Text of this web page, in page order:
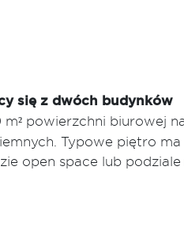
się z dwóch budynków
powierzchni biurowej
Typowe piętro ma
open space lub podziale